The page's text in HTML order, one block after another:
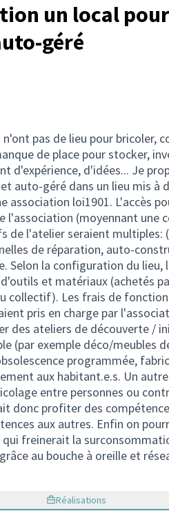
un local
géré
pas de lieu pour bricoler,
de place pour stocker,
d'expérience, d'idées... Je
auto-géré dans un lieu mis à
association loi1901. L'accès
l'association (moyennant une
de l'atelier seraient multiples:
de réparation, auto-
Selon la configuration du
et matériaux (achetés
collectif). Les frais de
pris en charge par
des ateliers de découverte /
(par exemple déco/meubles
programmée,
aux habitant.e.s. Un
entre personnes ou
donc profiter des
aux autres. Enfin on
freinerait la
au bouche à oreille et
Réalisations